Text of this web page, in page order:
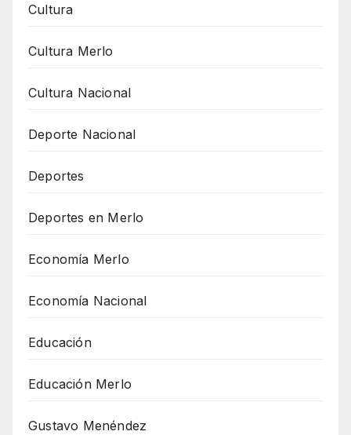
Cultura
Cultura Merlo
Cultura Nacional
Deporte Nacional
Deportes
Deportes en Merlo
Economía Merlo
Economía Nacional
Educación
Educación Merlo
Gustavo Menéndez